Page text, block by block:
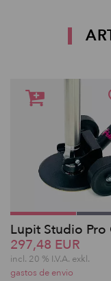
Lupit Studio Pro
297,48 EUR
incl. 20 % I.V.A. exkl.
gastos de envio